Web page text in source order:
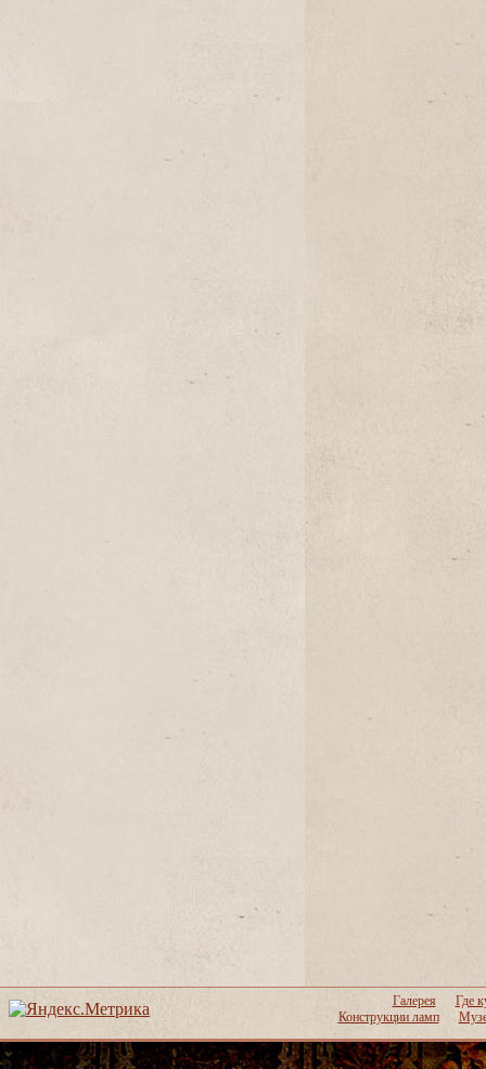
Галерея
Где
Конструкции ламп